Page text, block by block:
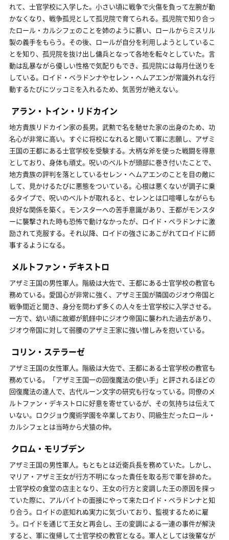
れて、士官学校に入学した。小さい頃に戦争で火傷を負って左腕が動
かなくなり、戦争孤児として孤児院で育てられる。孤児院で知り合っ
たロール・カルシフェのことを姉のように慕い、ロールからミスリル
製の義手をもらう。その後、ロールが自分を利用しようとしているこ
とを知り、孤児院を抜け出し傭兵となって各地を転々としていた。言
動は乱暴ながら優しい性格で気配りもでき、孤児院には毎月仕送りを
している。ロイド・ベラドンナやセレン・ヘムアエンが常識外れな行
動するたびにツッコミを入れるため、気苦労が絶えない。
アラン・トイン・リドカイン
地方貴族リドカイン家の長男。武勲で名を馳せた家の出身のため、功
名心が非常に高い。すぐに将校になれると聞いて軍に志願し、アザミ
王国の王都にある士官学校を受験する。大柄な斧を使った戦闘を得意
としており、身体も頑丈。呪いのベルトが頭部に巻き付いたことで、
地方貴族の評判を落としているセレン・ヘムアエンのことを目の敵に
して、見かけるたびに悪態をついている。心根は悪くないが調子に乗
るタイプで、呪いのベルトが取れると、セレンとは口喧嘩しながらも
良好な関係を築く。モンスターへの苦手意識があり、王都がモンスタ
ーに襲撃された時も恐怖で動けなかったが、ロイド・ベラドンナに激
励されて克服する。それ以降、ロイドの強さにあこがれてロイドに師
事するようになる。
メルトファン・デキストロ
アザミ王国の男性軍人。階級は大佐で、王都にある士官学校の教官も
務めている。愛国心が非常に強く、アザミ王国が隣国のジオウ帝国と
戦争間近と聞き、身分を問わず多くの人々を士官学校に入学させる。
一方で、幼い頃に故郷が飢饉中にジオウ帝国に襲われた過去があり、
ジオウ帝国に対して弱腰のアザミ王家に強い憎しみを抱いている。
コリン・ステラーゼ
アザミ王国の女性軍人。階級は大佐で、王都にある士官学校の教官も
務めている。「アザミ王国一の回復魔法の使い手」と評されるほどの
回復魔法の達人で、古代ルーン文字の研究も行なっている。同僚のメ
ルトファン・デキストロに好意を寄せているが、その気持ちは伝えて
いない。ロクジョウ魔術学園を卒業しており、同級生だったロール・
カルシフェとは当時から犬猿の仲。
クロム・モリブデン
アザミ王国の男性軍人。もともとは近衛兵長を務めていた。しかし、
マリア・アザミ王女が行方不明になった責任を取る形で軍を辞めた。
士官学校の食堂の店主となり、王女の行方と変調した王の原因を探っ
ていた際に、アルバイトの面接にやって来たロイド・ベラドンナと知
り合う。ロイドの底知れぬ実力に気づいており、監視するために雇
う。ロイドを通じて王女と再会し、王の変調による一連の事件が解決
すると、軍に復帰して士官学校の教官となる。軍人としては後輩なが